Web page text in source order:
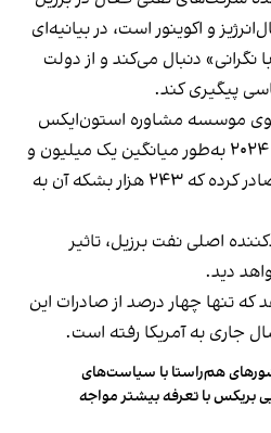
و اکوینور است، در بیانیه‌ای
نگرانی» دنبال می‌کند و از دولت
پیگیری کند.
موسسه مشاوره استون‌ایکس
گردآوری شده، برزیل در سال ۲۰۲۴ به‌طور میانگین یک میلیون و
۷۸۰ هزار بشکه در روز نفت صادر کرده که ۲۴۳ هزار بشکه آن به
اصلی نفت برزیل، تاثیر
دید.
تنها چهار درصد از صادرات این
به آمریکا رفته است.
هم‌راستا با سیاست‌های
بریکس با تعرفه‌ بیشتر مواجه